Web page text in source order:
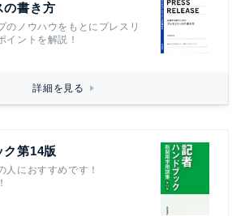
の書き方
のノウハウをもとにプレスリ
イントを解説！
詳細を見る
第14版
人におすすめです！